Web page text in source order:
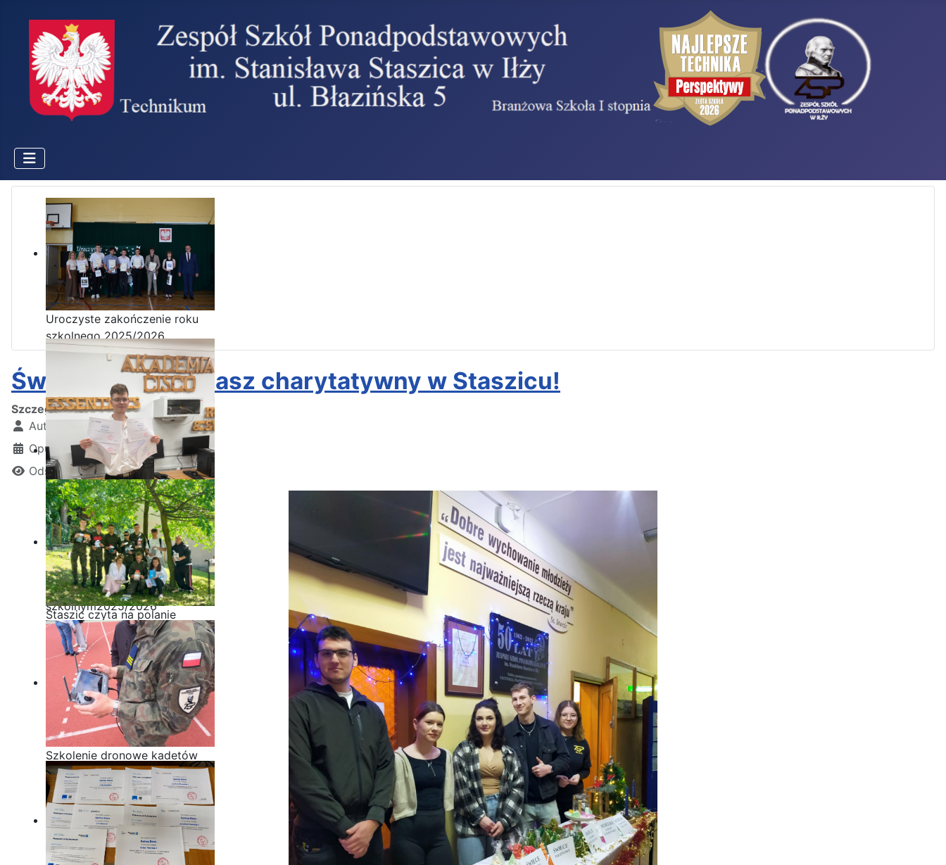
Uroczyste zakończenie roku
szkolnego 2025/2026
Ostatnia garść certyfikatów
Akademii CISCO w roku
szkolnym2025/2026
Staszic czyta na polanie
Szkolenie dronowe kadetów
OPW w Staszicu
Świąteczny kiermasz charytatywny w Staszicu!
Szczegóły
Autor:
Kamil Krosta
Opublikowano: 12 grudzień 2024
Odsłon: 1306